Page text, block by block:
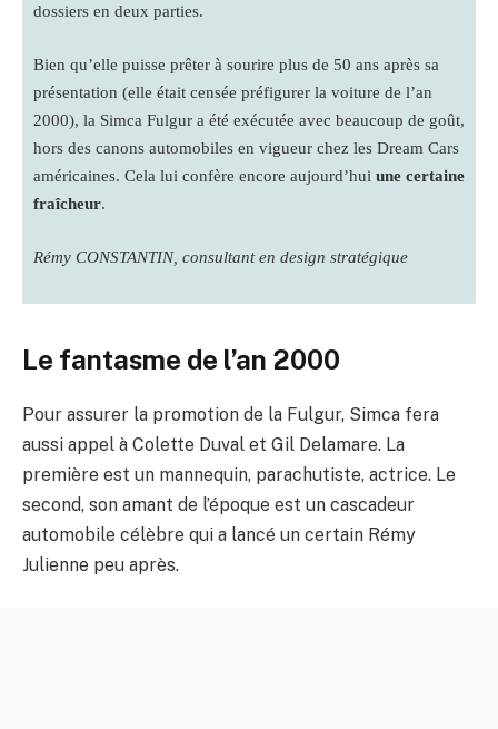
dossiers en deux parties.
Bien qu’elle puisse prêter à sourire plus de 50 ans après sa
présentation (elle était censée préfigurer la voiture de l’an
2000), la Simca Fulgur a été exécutée avec beaucoup de goût,
hors des canons automobiles en vigueur chez les Dream Cars
américaines. Cela lui confère encore aujourd’hui une certaine
fraîcheur.
Rémy CONSTANTIN, consultant en design stratégique
Le fantasme de l’an 2000
Pour assurer la promotion de la Fulgur, Simca fera
aussi appel à Colette Duval et Gil Delamare. La
première est un mannequin, parachutiste, actrice. Le
second, son amant de l’époque est un cascadeur
automobile célèbre qui a lancé un certain Rémy
Julienne peu après.